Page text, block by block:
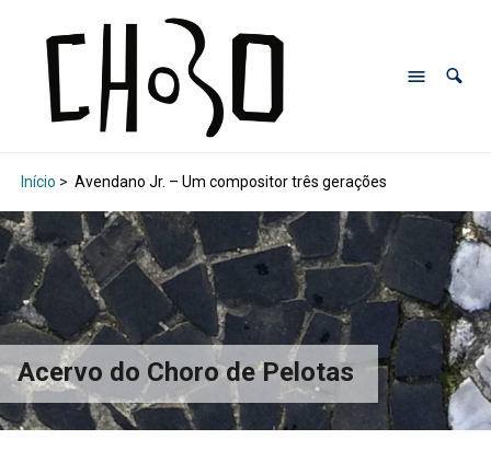
Início > Avendano Jr. – Um compositor três gerações
Acervo do Choro de Pelotas